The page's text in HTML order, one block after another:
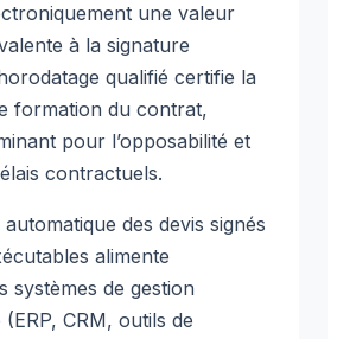
une valeur
à la signature
qualifié certifie la
formation du contrat,
pour l’opposabilité et
contractuels.
des devis signés
alimente
systèmes de gestion
CRM, outils de